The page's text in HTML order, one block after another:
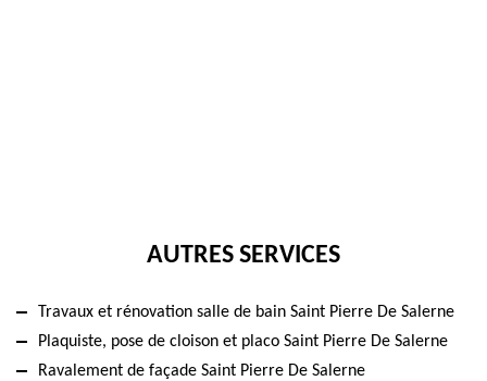
AUTRES SERVICES
Travaux et rénovation salle de bain Saint Pierre De Salerne
Plaquiste, pose de cloison et placo Saint Pierre De Salerne
Ravalement de façade Saint Pierre De Salerne